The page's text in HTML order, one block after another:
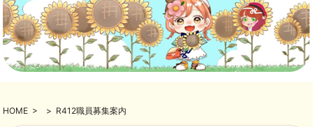
HOME > > R412職員募集案内